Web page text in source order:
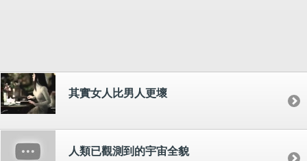
其實女人比男人更壞
人類已觀測到的宇宙全貌